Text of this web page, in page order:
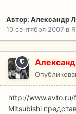
Автор: Александр
10 сентября 2007 в
http://
Mitsubishi